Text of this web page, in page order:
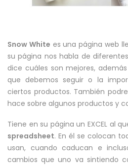
Snow White es una página web
su página nos habla de
dice cuáles son mejores,
que debemos seguir o la
ciertos productos. También
hace sobre algunos productos y
Tiene en su página un EXCEL al
spreadsheet. En él se colocan
usan, cuando caducan e
cambios que uno va sintiendo